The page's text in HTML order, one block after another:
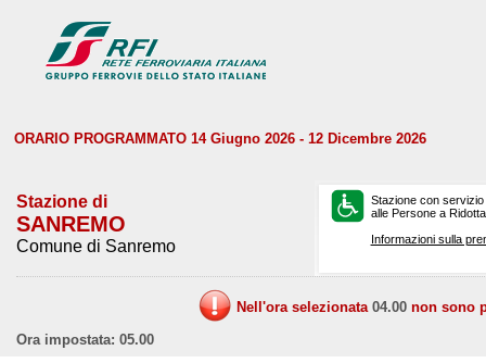
ORARIO PROGRAMMATO 14 Giugno 2026 - 12 Dicembre 2026
Stazione di
SANREMO
Comune di Sanremo
Stazione con
alle Persone a
Informazioni sulla
Nell'ora selezionata 04.00 non sono
Ora impostata: 05.00